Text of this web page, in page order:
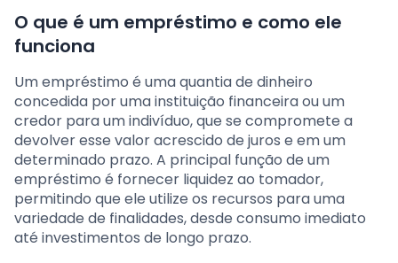
O que é um empréstimo e como ele
funciona
Um empréstimo é uma quantia de dinheiro
concedida por uma instituição financeira ou um
credor para um indivíduo, que se compromete a
devolver esse valor acrescido de juros e em um
determinado prazo. A principal função de um
empréstimo é fornecer liquidez ao tomador,
permitindo que ele utilize os recursos para uma
variedade de finalidades, desde consumo imediato
até investimentos de longo prazo.